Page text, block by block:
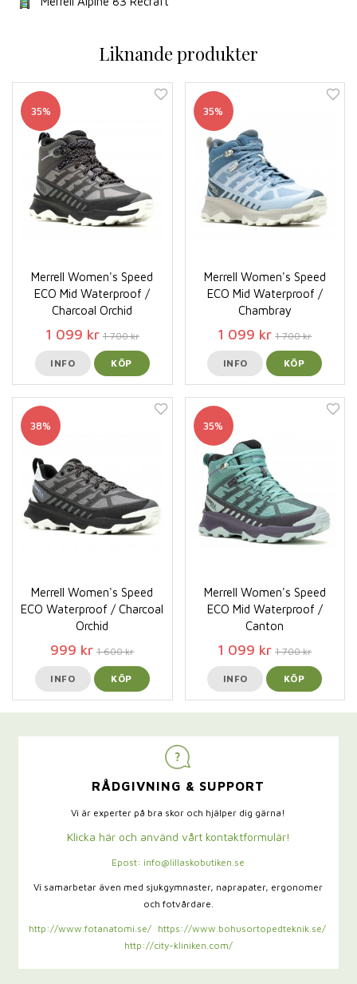
Liknande produkter
35%
Merrell Women's Speed
ECO Mid Waterproof /
Charcoal Orchid
1 099 kr 1 700 kr
INFO KÖP
35%
Merrell Women's Speed
ECO Mid Waterproof /
Chambray
1 099 kr 1 700 kr
INFO KÖP
38%
Merrell Women's Speed
ECO Waterproof / Charcoal
Orchid
999 kr 1 600 kr
INFO KÖP
35%
Merrell Women's Speed
ECO Mid Waterproof /
Canton
1 099 kr 1 700 kr
INFO KÖP
RÅDGIVNING & SUPPORT
Vi är experter på bra skor och hjälper dig gärna!
Klicka här och använd vårt kontaktformulär!
Epost: info@lillaskobutiken.se
Vi samarbetar även med sjukgymnaster, naprapater, ergonomer
och fotvårdare.
http://www.fotanatomi.se/
https://www.bohusortopedteknik.se/
http://city-kliniken.com/